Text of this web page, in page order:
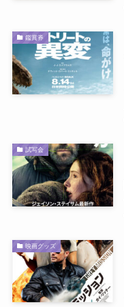
鑑賞券
試写会
映画グッズ